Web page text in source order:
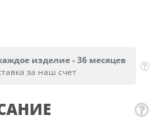
изделие - 36 месяцев
за наш счет